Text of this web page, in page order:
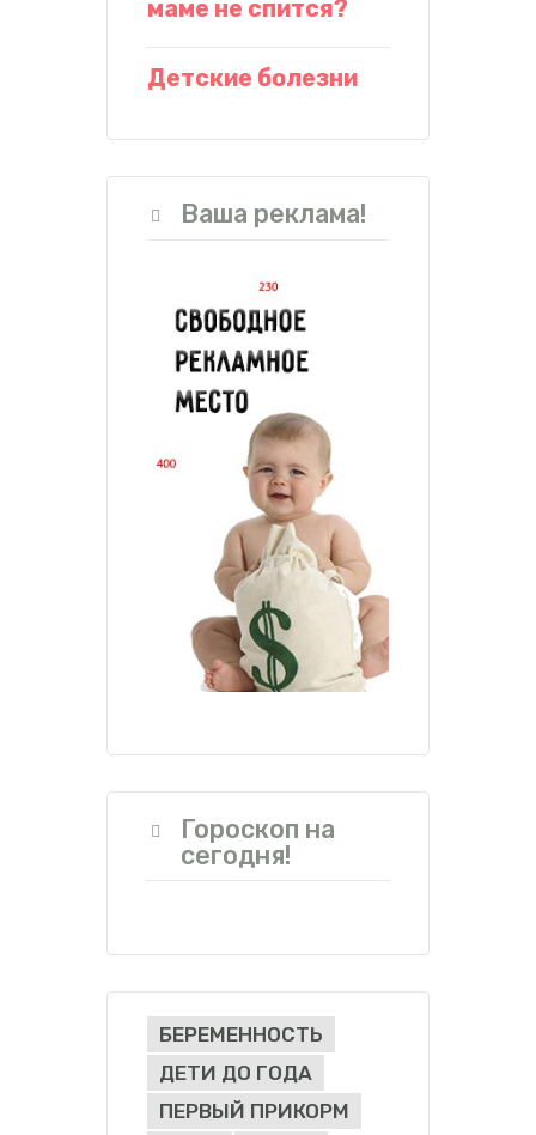
маме не спится?
Детские болезни
Ваша реклама!
Гороскоп на
сегодня!
БЕРЕМЕННОСТЬ
ДЕТИ ДО ГОДА
ПЕРВЫЙ ПРИКОРМ